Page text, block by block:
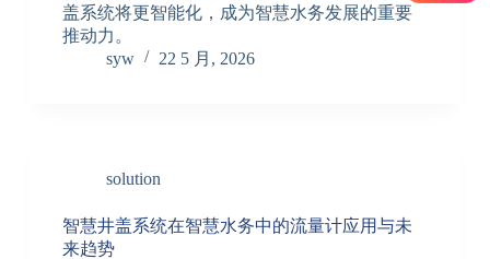
盖系统将更智能化，成为智慧水务发展的重要
推动力。
syw
22 5 月, 2026
solution
智慧井盖系统在智慧水务中的流量计应用与未
来趋势